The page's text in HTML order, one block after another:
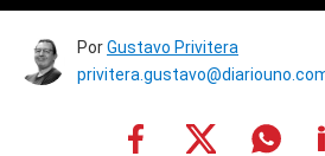
PorGustavo Privitera